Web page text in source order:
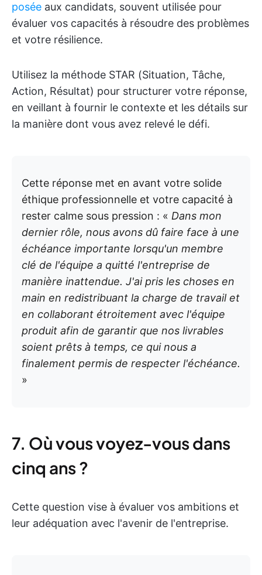
posée aux candidats, souvent utilisée pour
évaluer vos capacités à résoudre des problèmes
et votre résilience.
Utilisez la méthode STAR (Situation, Tâche,
Action, Résultat) pour structurer votre réponse,
en veillant à fournir le contexte et les détails sur
la manière dont vous avez relevé le défi.
Cette réponse met en avant votre solide
éthique professionnelle et votre capacité à
rester calme sous pression : « Dans mon
dernier rôle, nous avons dû faire face à une
échéance importante lorsqu'un membre
clé de l'équipe a quitté l'entreprise de
manière inattendue. J'ai pris les choses en
main en redistribuant la charge de travail et
en collaborant étroitement avec l'équipe
produit afin de garantir que nos livrables
soient prêts à temps, ce qui nous a
finalement permis de respecter l'échéance.
»
7. Où vous voyez-vous dans
cinq ans ?
Cette question vise à évaluer vos ambitions et
leur adéquation avec l'avenir de l'entreprise.